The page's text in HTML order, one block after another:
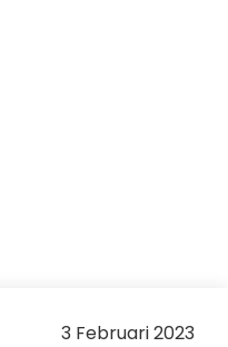
3 Februari 2023